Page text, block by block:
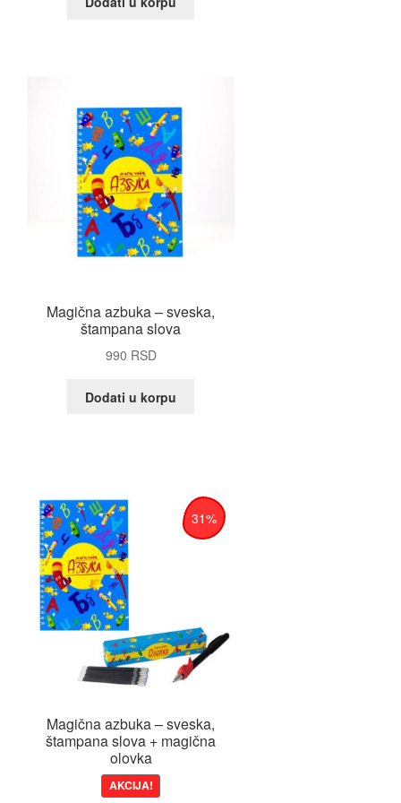
Magična azbuka – sveska,
štampana slova
990 RSD
Dodati u korpu
31%
Magična azbuka – sveska,
štampana slova + magična
olovka
AKCIJA!